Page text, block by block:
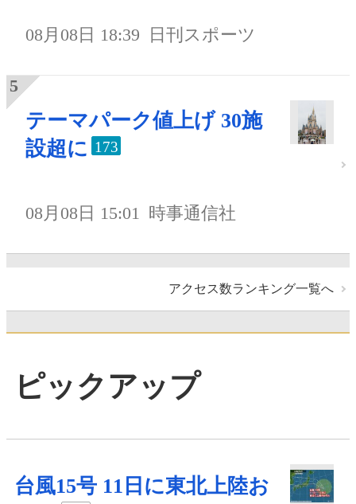
08月08日 18:39 日刊スポーツ
テーマパーク値上げ 30施
設超に 173
08月08日 15:01 時事通信社
アクセス数ランキング一覧へ
ピックアップ
台風15号 11日に東北上陸お